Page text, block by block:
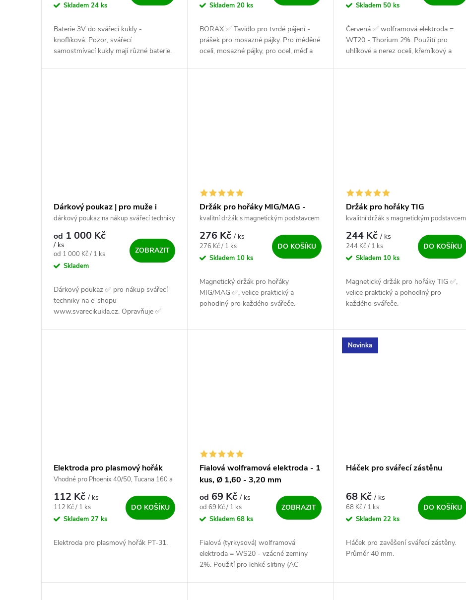
Skladem 24 ks
Baterie 3V do svářecí kukly -
knoflíková. Pozor, svářecí
samostmívací kukly mají různé baterie.
Skladem20 ks
BORAX ✅ Tavidlo pro tvrdé pájení -
prášek pro mosazné pájky. Pro měděné
oceli, mosazné pájky, pro ocel, měď a
Skladem 50 ks
Červená ✅ wolframová elektroda =
WT20 - Thorium 2%. Použití pro
uhlíkové a nerez oceli, křemíkový a
Dárkový poukaz | pro muže i
ženy
dárkový poukaz na nákup svářecí techniky
od 1 000 Kč
/ ks
Měrná cena:
od 1 000 Kč / 1 ks
Skladem
ZOBRAZIT
Dárkový poukaz ✅ pro nákup svářecí
techniky na e-shopu
www.svarecikukla.cz. Opravňuje ✅
Držák pro hořáky MIG/MAG -
CO2
kvalitní držák s magnetickým podstavcem
276 Kč/ ks
Měrná cena:
276 Kč / 1 ks
Skladem 10 ks
DO KOŠÍKU
Magnetický držák pro hořáky
MIG/MAG ✅, velice praktický a
pohodlný pro každého svářeče.
Držák pro hořáky TIG
kvalitní držák s magnetickým podstavcem
244 Kč/ ks
Měrná cena:
244 Kč / 1 ks
Skladem 10 ks
DO KOŠÍKU
Magnetický držák pro hořáky TIG ✅,
velice praktický a pohodlný pro
každého svářeče.
Elektroda pro plasmový hořák
PT-31
Vhodné pro Phoenix 40/50, Tucana 160 a
Parkside ( Lidl ) PPS 40 B2.
112 Kč/ ks
Měrná cena:
112 Kč / 1 ks
Skladem 27 ks
DO KOŠÍKU
Elektroda pro plasmový hořák PT-31.
Fialová wolframová elektroda - 1
kus, Ø 1,60 - 3,20 mm
od 69 Kč/ ks
Měrná cena:
od 69 Kč / 1 ks
Skladem68 ks
ZOBRAZIT
Fialová (tyrkysová) wolframová
elektroda = WS20 - vzácné zeminy
2%. Použití pro lehké slitiny (AC
Novinka
Háček pro svářecí zástěnu
68 Kč/ ks
Měrná cena:
68 Kč / 1 ks
Skladem 22 ks
DO KOŠÍKU
Háček pro zavěšení svářecí zástěny.
Průměr 40 mm.